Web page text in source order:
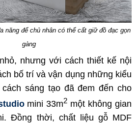
năng để chủ nhân có thể cất giữ đồ đạc gọn
gàng
nhưng với cách thiết kế nội
bố trí và vận dụng những kiểu
sáng tạo đã đem đến cho
mini 33m2 một không gian
Đồng thời, chất liệu gỗ MDF